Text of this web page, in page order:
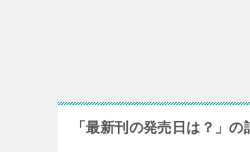
「最新刊の発売日は？」の